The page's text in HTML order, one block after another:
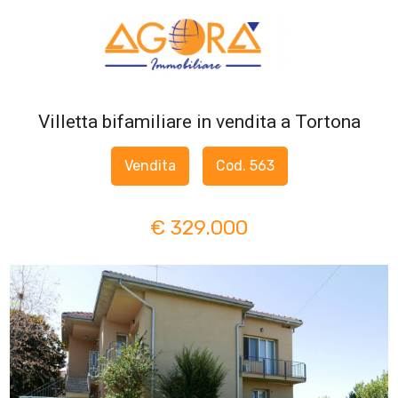
Villetta bifamiliare in vendita a Tortona
Vendita Cod. 563
€ 329.000
CON
NOI
IN
Affitto
Scegli
dove